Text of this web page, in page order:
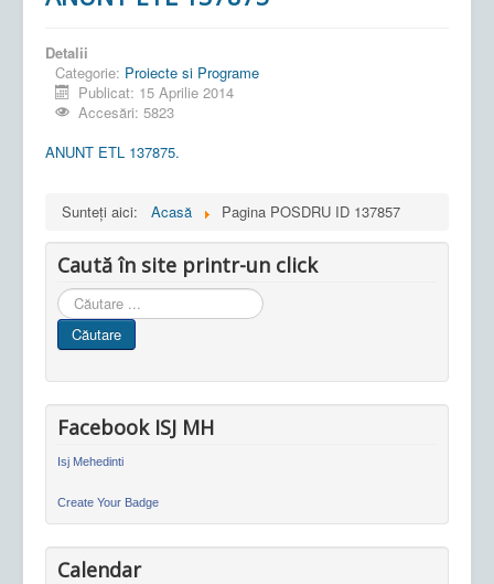
Detalii
Categorie: Proiecte si Programe
Publicat: 15 Aprilie 2014
Accesări: 5823
ANUNT ETL 137875.
Sunteți aici: Acasă Pagina POSDRU ID 137857
Caută în site printr-un click
Cauta
in
site
Căutare
Facebook ISJ MH
Isj Mehedinti
Create Your Badge
Calendar